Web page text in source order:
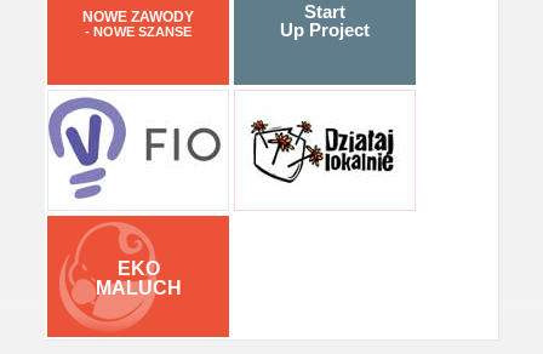
NOWE ZAWODY
- NOWE SZANSE
Start
Up Project
EKO
MALUCH